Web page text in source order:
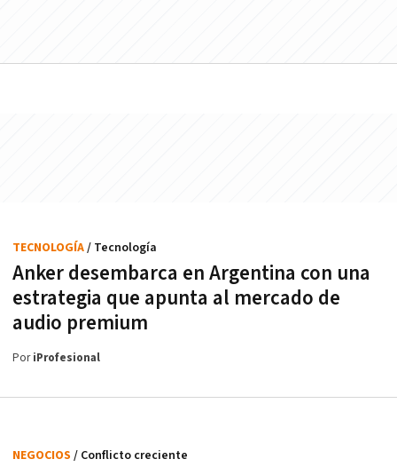
Anker desembarca en Argentina con una
estrategia que apunta al mercado de
audio premium
TECNOLOGÍA/ Tecnología
PoriProfesional
NEGOCIOS / Conflicto creciente